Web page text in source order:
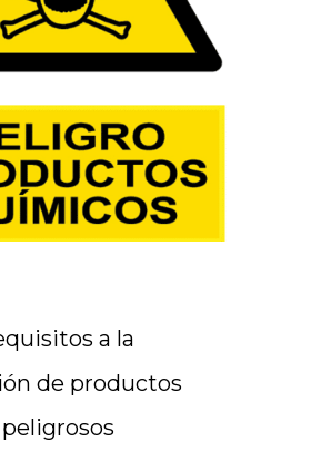
a la
de productos